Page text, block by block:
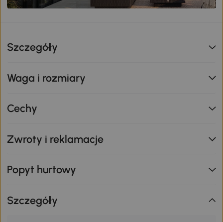
Szczegóły
Waga i rozmiary
Cechy
Zwroty i reklamacje
Popyt hurtowy
Szczegóły